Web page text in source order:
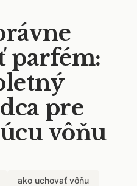
parfém:
pre
vôňu
ako uchovať vôňu